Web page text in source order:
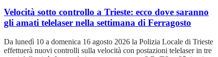
Velocità sotto controllo a Trieste: ecco dove saranno
gli amati telelaser nella settimana di Ferragosto
Da lunedì 10 a domenica 16 agosto 2026 la Polizia Locale di Trieste
effettuerà nuovi controlli sulla velocità con postazioni telelaser in tre